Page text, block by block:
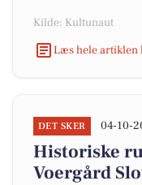
Kilde: Kultunaut
Læs hele artiklen
DET SKER 04-10-
Historiske
Voergård